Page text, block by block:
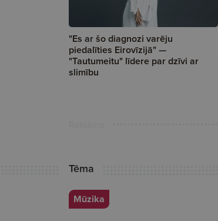
"Es ar šo diagnozi varēju
piedalīties Eirovīzijā" —
"Tautumeitu" līdere par dzīvi ar
slimību
Tēma
Mūzika